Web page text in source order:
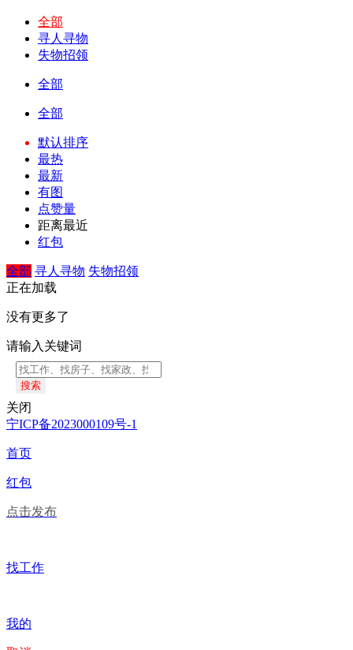
全部
寻人寻物
失物招领
全部
全部
默认排序
最热
最新
有图
点赞量
距离最近
红包
全部 寻人寻物 失物招领
正在加载
没有更多了
请输入关键词
搜索
关闭
宁ICP备2023000109号-1
首页
红包
点击发布
找工作
我的